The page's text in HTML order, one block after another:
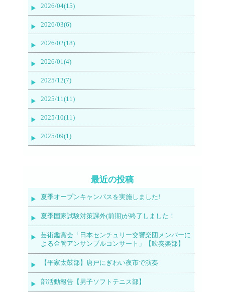
2026/04(15)
2026/03(6)
2026/02(18)
2026/01(4)
2025/12(7)
2025/11(11)
2025/10(11)
2025/09(1)
最近の投稿
夏季オープンキャンパスを実施しました!
夏季国家試験対策課外(前期)が終了しました！
芸術鑑賞会「日本センチュリー交響楽団メンバーに
よる金管アンサンブルコンサート」【吹奏楽部】
【平家太鼓部】唐戸にぎわい夜市で演奏
部活動報告【男子ソフトテニス部】